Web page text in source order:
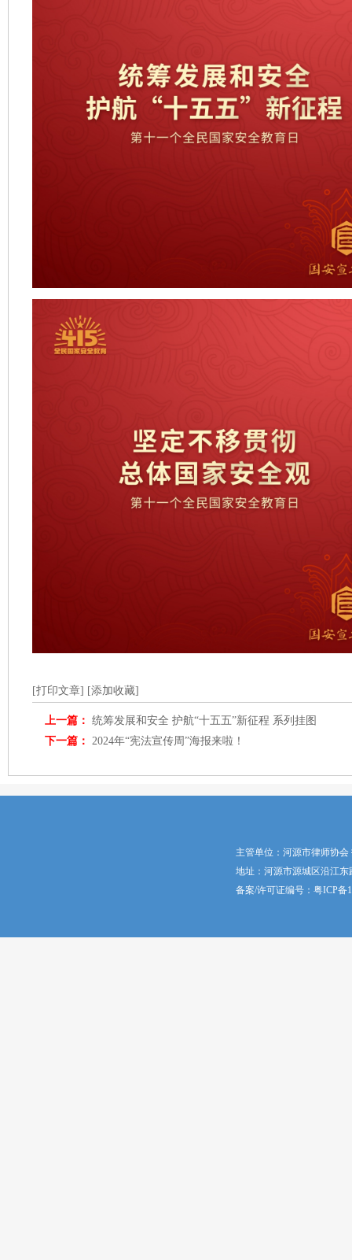
[打印文章] [添加收藏]
上一篇： 统筹发展和安全 护航“十五五”新征程 系列挂图
下一篇： 2024年“宪法宣传周”海报来啦！
主管单位：河源市律师协
地址：河源市源城区沿江东
备案/许可证编号： 粤ICP备